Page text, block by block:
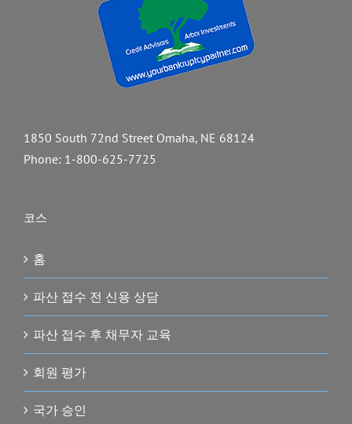
1850 South 72nd Street Omaha, NE 68124
Phone: 1-800-625-7725
코스
홈
파산 접수 전 신용 상담
파산 접수 후 채무자 교육
회원 평가
국가 승인